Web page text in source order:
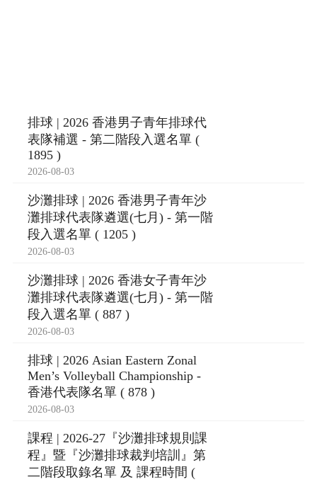
排球 | 2026 香港男子青年排球代
表隊補選 - 第二階段入選名單 (
1895 )
2026-08-03
沙灘排球 | 2026 香港男子青年沙
灘排球代表隊遴選(七月) - 第一階
段入選名單 ( 1205 )
2026-08-03
沙灘排球 | 2026 香港女子青年沙
灘排球代表隊遴選(七月) - 第一階
段入選名單 ( 887 )
2026-08-03
排球 | 2026 Asian Eastern Zonal
Men’s Volleyball Championship -
香港代表隊名單 ( 878 )
2026-08-03
課程 | 2026-27『沙灘排球規則課
程』暨『沙灘排球裁判培訓』第
二階段取錄名單 及 課程時間 (